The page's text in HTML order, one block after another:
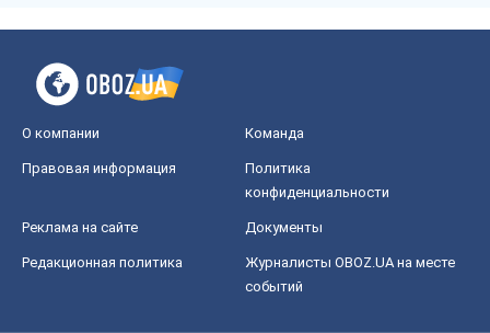
О компании Команда
Правовая информация
Политика
конфиденциальности
Реклама на сайте Документы
Редакционная политика
Журналисты OBOZ.UA на месте
событий